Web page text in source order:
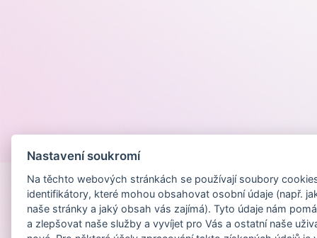
Nastavení soukromí
Na těchto webových stránkách se používají soubory
identifikátory, které mohou obsahovat osobní údaje (např.
naše stránky a jaký obsah vás zajímá). Tyto údaje nám
a zlepšovat naše služby a vyvíjet pro Vás a ostatní naše